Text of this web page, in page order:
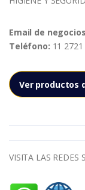
Email de
Teléfono: 11
Ver productos
VISITA LAS REDES